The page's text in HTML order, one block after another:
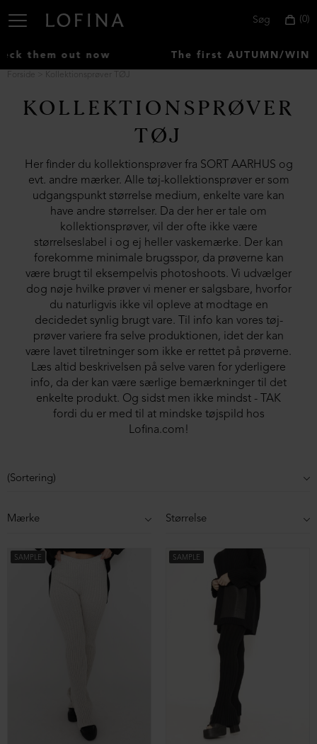
Vælg
0
Søg
now The first AUTUMN/WINTER items
Forside Kollektionsprøver TØJ
KOLLEKTIONSPRØVER
TØJ
Her finder du kollektionsprøver fra SORT AARHUS og
evt. andre mærker. Alle tøj-kollektionsprøver er som
udgangspunkt størrelse medium, enkelte vare kan
have andre størrelser. Da der her er tale om
kollektionsprøver, vil der ofte ikke være
størrelseslabel i og ej heller vaskemærke. Der kan
forekomme minimale brugsspor, da prøverne kan
være brugt til eksempelvis photoshoots. Vi udvælger
dog nøje hvilke prøver vi mener er salgsbare, hvorfor
du naturligvis ikke vil opleve at modtage en
decidedet synlig brugt vare. Til info kan vores tøj-
prøver variere fra selve produktionen, idet der kan
være lavet tilretninger som ikke er rettet på prøverne.
Læs altid beskrivelsen på selve varen for yderligere
info, da der kan være særlige bemærkninger til det
enkelte produkt. Og sidst men ikke mindst - TAK
fordi du er med til at mindske tøjspild hos
Lofina.com!
Mærke Størrelse
SAMPLE SAMPLE